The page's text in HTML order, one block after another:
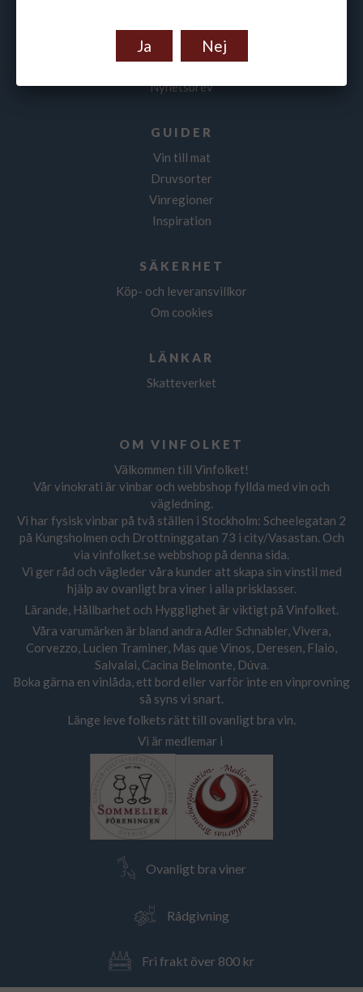
Kontakta oss
Nyheter
Nyhetsbrev
GUIDER
Vin till mat
Druvsorter
Vinregioner
Inspiration
SÄKERHET
Köp- och leveransvillkor
Om cookies
LÄNKAR
Skatteverket
OM VINFOLKET
Välkommen till Vinfolket!
Vår vinokrati är vinbar och webbshop fyllda med vin och
vägledning.
Vi har fysisk vinbar på två ställen i Stockholm: Scheelegatan 2
på Kungsholmen och Drottninggatan 73 i city/Vasastan. Och
via vinfolket.se webbshop på denna sida.
Vi ger råd och vägleder våra kunder att skapa sin vinstil med
hjälp av ovanligt bra viner i alla prisklasser.
Lärande, Hållbarhet och Hygglighet är viktigt på Vinfolket.
Våra varumärken är bland andra Adler Schnabler, Vivera,
Corvezzo, Lucien Traminer, Mas que Vinos, Deresen, Flaio,
Salvalai, Cacina Belmonte, Dúva.
Boka gärna en vinlåda, ett bord eller varför inte en vinprovning
så syns vi snart.
Länge leve folkets rätt till ovanligt bra vin.
Vi är medlemar i
Ovanligt bra viner
Rådgivning
Fri frakt över 800 kr
Ja Nej